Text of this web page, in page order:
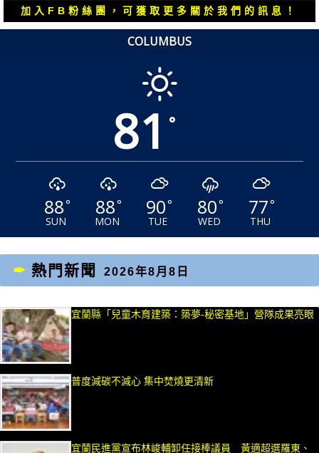
章：
加入FB粉絲團，可獲取更多關於我們的訊息！
COLUMBUS
81 °
88°
SUN
88°
MON
90°
TUE
80°
WED
77°
THU
熱門新聞 2026年8月8日
宜蘭縣「兒童木育建築：築夢-秘密基地」營隊成果亮眼
普度減碳不減心 集中焚燒更清新
宜蘭民進黨宣布林峻輔卸任接棒議員 黃適超選羅東、